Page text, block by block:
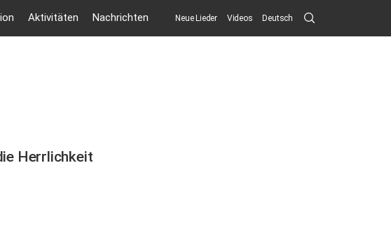
Aktivitäten Nachrichten Neue Lieder Videos Deutsch Search
Submit
Herrlichkeit